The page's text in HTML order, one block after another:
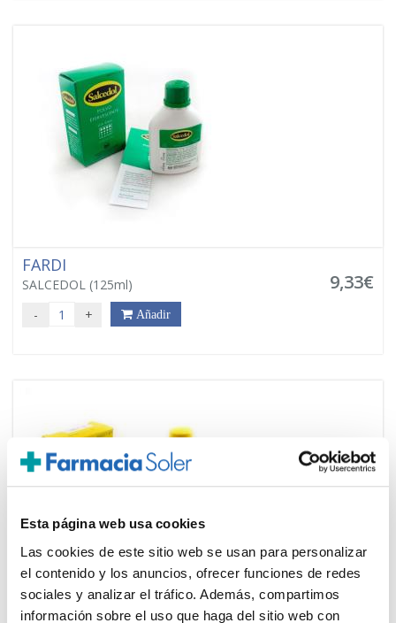
Esta página web usa cookies
Las cookies de este sitio web se usan para personalizar
el contenido y los anuncios, ofrecer funciones de redes
sociales y analizar el tráfico. Además, compartimos
información sobre el uso que haga del sitio web con
FARDI
SALCEDOL (125ml) 9,33€
- + Añadir